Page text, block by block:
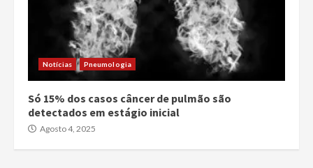
Notícias Pneumologia
Só 15% dos casos câncer de pulmão são
detectados em estágio inicial
Agosto 4, 2025